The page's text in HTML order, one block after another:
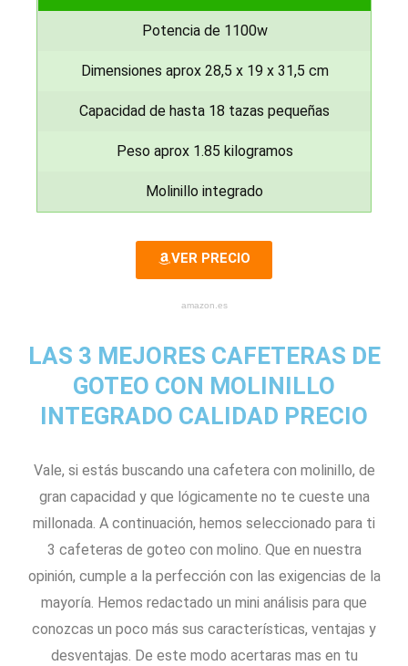
Potencia de 1100w
Dimensiones aprox 28,5 x 19 x 31,5 cm
Capacidad de hasta 18 tazas pequeñas
Peso aprox 1.85 kilogramos
Molinillo integrado
VER PRECIO
amazon.es
LAS 3 MEJORES CAFETERAS DE
GOTEO CON MOLINILLO
INTEGRADO CALIDAD PRECIO
Vale, si estás buscando una cafetera con molinillo, de
gran capacidad y que lógicamente no te cueste una
millonada. A continuación, hemos seleccionado para ti
3 cafeteras de goteo con molino. Que en nuestra
opinión, cumple a la perfección con las exigencias de la
mayoría. Hemos redactado un mini análisis para que
conozcas un poco más sus características, ventajas y
desventajas. De este modo acertaras mas en tu